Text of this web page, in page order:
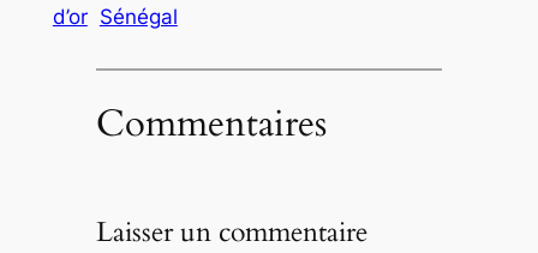
d’or Sénégal
Commentaires
Laisser un commentaire